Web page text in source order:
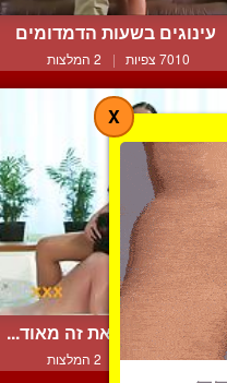
עינוגים בשעות הדמדומים
7010 צפיות | 2 המלצות
זוג לבבי עושה את זה מאוד...
9141 צפיות | 2 המלצות
X